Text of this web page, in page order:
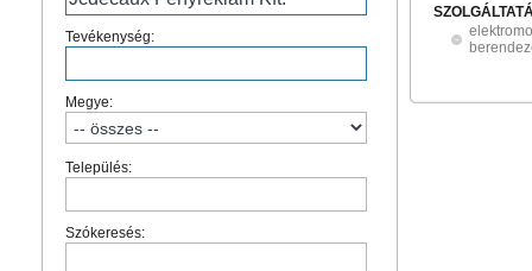
Tevékenység:
Megye:
Település:
Szókeresés: